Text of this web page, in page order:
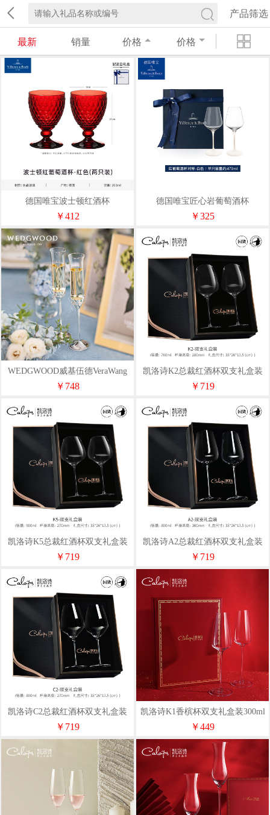
产品筛选
最新 销量 价格 价格
德国唯宝波士顿红酒杯
310mlx2（配蓝白礼盒）
￥412
德国唯宝匠心岩葡萄酒杯
470mlx2（配高定精装礼盒）
￥325
WEDGWOOD威基伍德VeraWang
爱之结绳香槟杯对杯
￥748
凯洛诗K2总裁红酒杯双支礼盒装
800ml
￥719
凯洛诗K5总裁红酒杯双支礼盒装
900ml
￥719
凯洛诗A2总裁红酒杯双支礼盒装
800ml
￥719
凯洛诗C2总裁红酒杯双支礼盒装
800ml
￥719
凯洛诗K1香槟杯双支礼盒装300ml
￥449